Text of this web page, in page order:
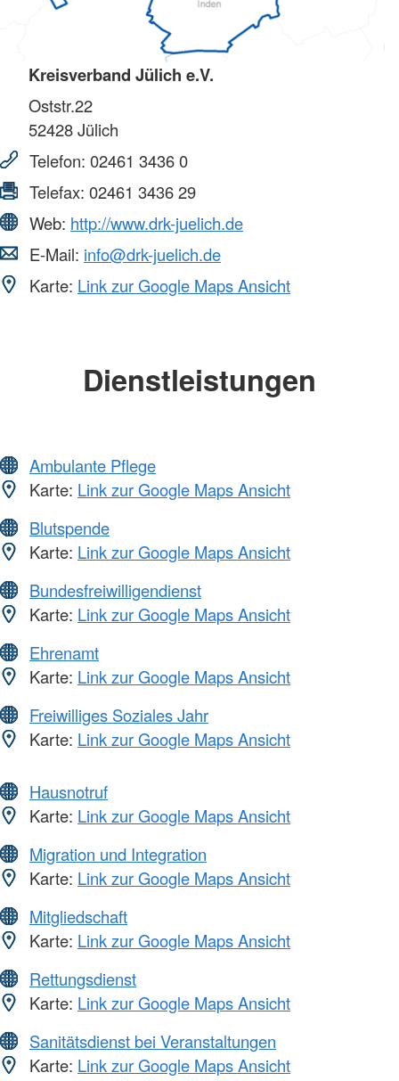
Kreisverband Jülich e.V.
Oststr.22
52428Jülich
Telefon: 02461 3436 0
Telefax: 02461 3436 29
Web: http://www.drk-juelich.de
E-Mail: info@drk-juelich.de
Karte: Link zur Google Maps Ansicht
Dienstleistungen
Ambulante Pflege
Karte: Link zur Google Maps Ansicht
Blutspende
Karte: Link zur Google Maps Ansicht
Bundesfreiwilligendienst
Karte: Link zur Google Maps Ansicht
Ehrenamt
Karte: Link zur Google Maps Ansicht
Freiwilliges Soziales Jahr
Karte: Link zur Google Maps Ansicht
Hausnotruf
Karte: Link zur Google Maps Ansicht
Migration und Integration
Karte: Link zur Google Maps Ansicht
Mitgliedschaft
Karte: Link zur Google Maps Ansicht
Rettungsdienst
Karte: Link zur Google Maps Ansicht
Sanitätsdienst bei Veranstaltungen
Karte: Link zur Google Maps Ansicht